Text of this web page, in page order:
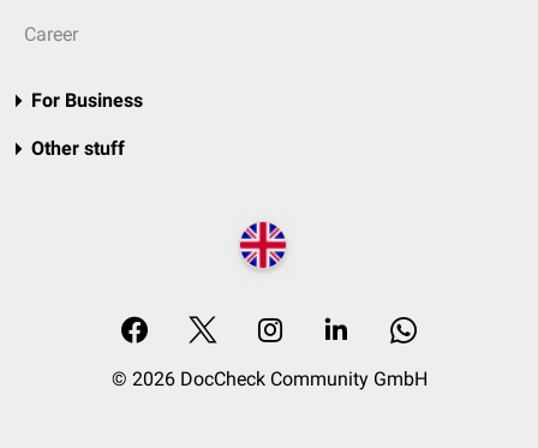
Career
For Business
Other stuff
© 2026 DocCheck Community GmbH